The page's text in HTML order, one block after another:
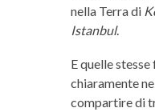
nella Terra di
Istanbul.
E quelle
chiaramente
compartire di